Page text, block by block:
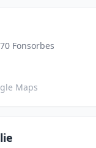
Fonsorbes
Maps